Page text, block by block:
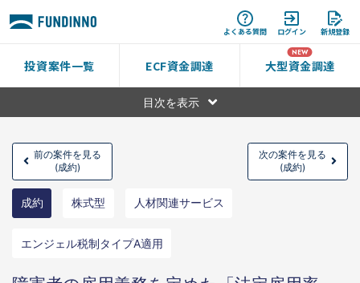
よくある質問 ログイン 新規登録
投資案件一覧 ECF資金調達 大型資金調達
目次を表示
前の案件を見る
(成約)
次の案件を見る
(成約)
成約 株式型 人材関連サービス
エンジェル税制タイプA適用